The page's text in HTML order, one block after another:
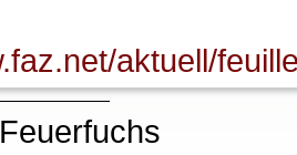
aktuell/